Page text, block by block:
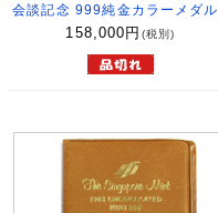
会談記念 999純金カラーメダル
158,000 円 (税別)